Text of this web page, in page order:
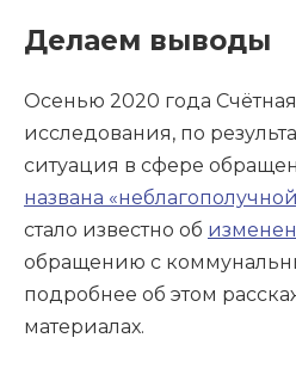
Делаем выводы
Осенью 2020 года
исследования, по
ситуация в сфере
названа
стало известно об
обращению с
подробнее об этом
материалах.